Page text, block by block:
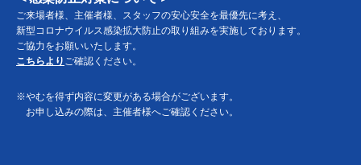
ご来場者様、主催者様、スタッフの安心安全を最優先に考え、
新型コロナウイルス感染拡大防止の取り組みを実施しております。
ご協力をお願いいたします。
こちらより ご確認ください。
※やむを得ず内容に変更がある場合がございます。
お申し込みの際は、主催者様へご確認ください。